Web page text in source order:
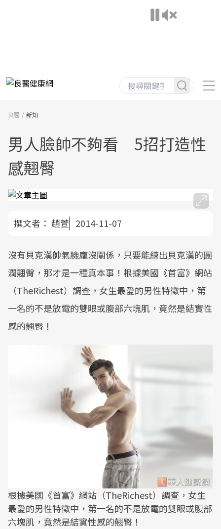
良醫 新知
男人臉帥不夠看 5招打造性
感翹臀
撰文者： 趙萱 2014-11-07
沒有貝克漢帥氣臉龐沒關係，只要能練出貝克漢的圓
潤翹臀，那才是一種真本事！根據美國《首富》網站
（TheRichest）調查，女生最愛的男性特徵中，第
一名的不是放電的雙眼或腹部六塊肌，竟然是結實性
感的翹臀！
根據美國《首富》網站（TheRichest）調查，女生
最愛的男性特徵中，第一名的不是放電的雙眼或腹部
六塊肌，竟然是結實性感的翹臀！